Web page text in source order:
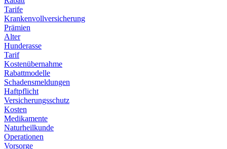
Tarife
Krankenvollversicherung
Prämien
Alter
Hunderasse
Tarif
Kostenübernahme
Rabattmodelle
Schadensmeldungen
Haftpflicht
Versicherungsschutz
Kosten
Medikamente
Naturheilkunde
Operationen
Vorsorge